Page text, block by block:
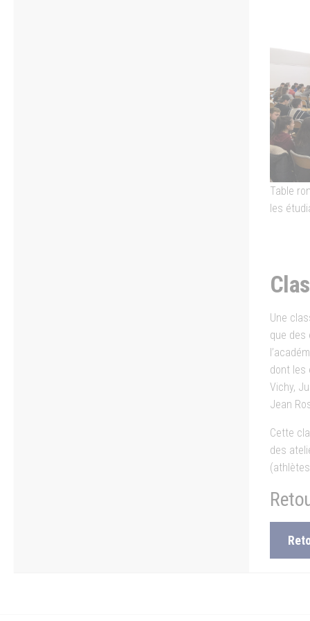
Table
les
Une
que des
dont les
Vichy,
Jean
Cette
des